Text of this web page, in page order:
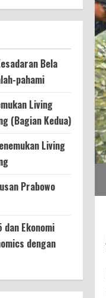
Bela
pahami
Living
(Bagian Kedua)
Living
Prabowo
dan Ekonomi
dengan